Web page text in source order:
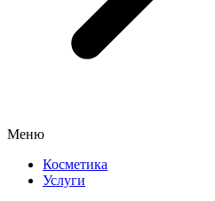
Меню
Косметика
Услуги